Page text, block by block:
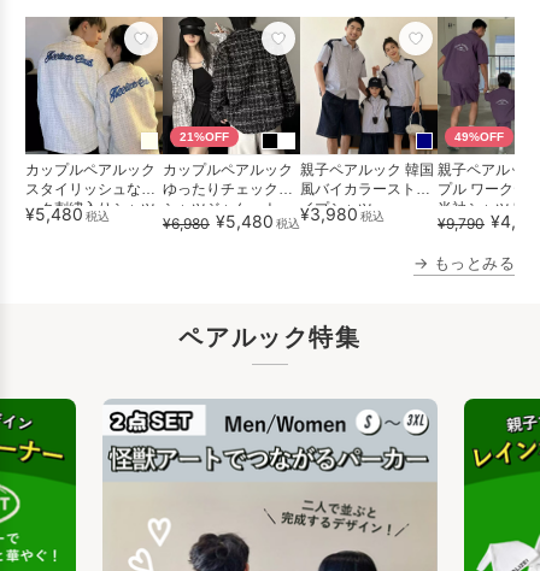
カップルペアルック
スタイリッシュなバ
ック刺繍入りシャツ
ジャケット
¥5,480 税込
21%OFF
カップルペアルック
ゆったりチェック柄
シャツジャケット
¥6,980 ¥5,480 税込
親子ペアルック 韓国
風バイカラーストラ
イプシャツ
¥3,980 税込
49%OFF
親子ペアルッ
プル ワークテ
半袖シャツセ
ップ
¥9,790
→ もっとみる
ペアルック特集